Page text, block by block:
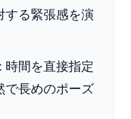
する緊張感を演
: 時間を直接指定
で長めのポーズ